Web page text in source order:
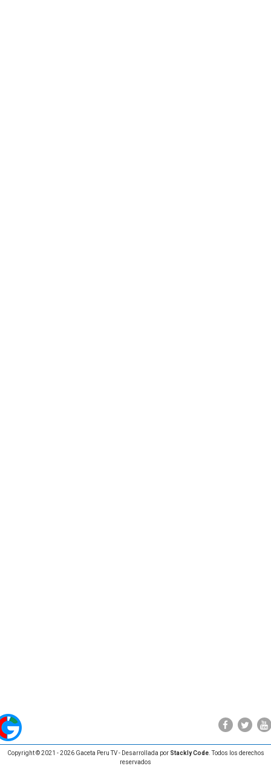
Copyright © 2021 - 2026 Gaceta Peru TV - Desarrollada por Stackly Code. Todos los derechos
reservados